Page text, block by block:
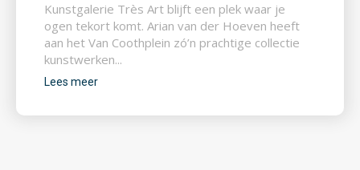
Kunstgalerie Très Art blijft een plek waar je
ogen tekort komt. Arian van der Hoeven heeft
aan het Van Coothplein zó’n prachtige collectie
kunstwerken...
Lees meer